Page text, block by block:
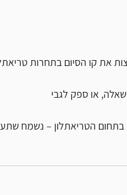
את קו הסיום בתחרות
או ספק לגבי
הטריאתלון – נשמח